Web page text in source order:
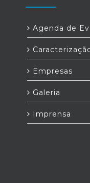
Agenda de
Empresas
Galeria
Imprensa